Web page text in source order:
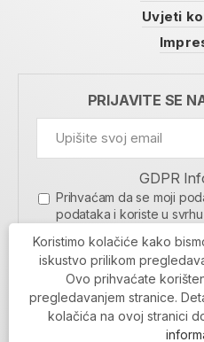
Uvjeti
PRIJAVITE SE
GDPR
Prihvaćam da se moji
podataka i koriste u
MOJARIJEKA
Koristimo kolačiće kako
iskustvo prilikom
Ovo prihvaćate
pregledavanjem stranice.
kolačića na ovoj stranici